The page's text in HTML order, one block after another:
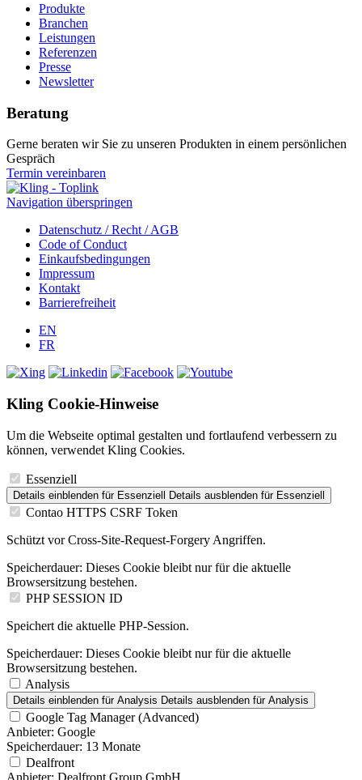
Produkte
Branchen
Leistungen
Referenzen
Presse
Newsletter
Beratung
Gerne beraten wir Sie zu unseren Produkten in einem persönlichen
Gespräch
Termin vereinbaren
Navigation überspringen
Datenschutz / Recht / AGB
Code of Conduct
Einkaufsbedingungen
Impressum
Kontakt
Barrierefreiheit
EN
FR
Kling Cookie-Hinweise
Um die Webseite optimal gestalten und fortlaufend verbessern zu
können, verwendet Kling Cookies.
Essenziell
Details einblenden für Essenziell Details ausblenden für Essenziell
Contao HTTPS CSRF Token
Schützt vor Cross-Site-Request-Forgery Angriffen.
Speicherdauer: Dieses Cookie bleibt nur für die aktuelle
Browsersitzung bestehen.
PHP SESSION ID
Speichert die aktuelle PHP-Session.
Speicherdauer: Dieses Cookie bleibt nur für die aktuelle
Browsersitzung bestehen.
Analysis
Details einblenden für Analysis Details ausblenden für Analysis
Google Tag Manager (Advanced)
Anbieter: Google
Speicherdauer: 13 Monate
Dealfront
Anbieter: Dealfront Group GmbH